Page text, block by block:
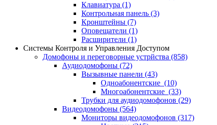
Клавиатура (1)
Контрольная панель (3)
Кронштейны (7)
Оповещатели (1)
Расширители (1)
Системы Контроля и Управления Доступом
Домофоны и переговорные устрйства (858)
Аудиодомофоны (72)
Вызывные панели (43)
Одноабонентские (10)
Многоабонентские (33)
Трубки для аудиодомофонов (29)
Видеодомофоны (564)
Мониторы видеодомофонов (317)